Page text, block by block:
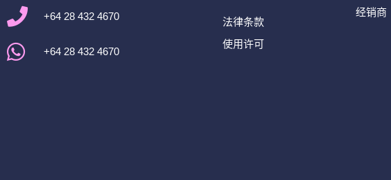
+64 28 432 4670
+64 28 432 4670
法律条款
使用许可
经销商